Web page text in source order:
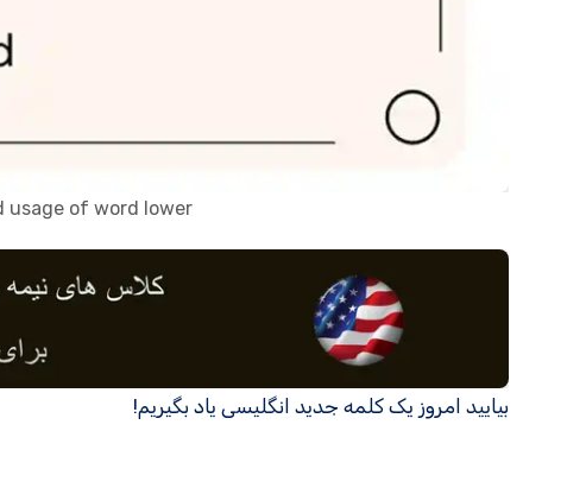
usage of word lower
بیایید امروز یک کلمه جدید انگلیسی یاد بگیریم!